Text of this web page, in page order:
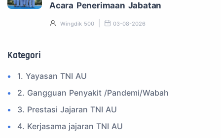
Acara Penerimaan Jabatan
Wingdik 500 03-08-2026
Kategori
1. Yayasan TNI AU
2. Gangguan Penyakit /Pandemi/Wabah
3. Prestasi Jajaran TNI AU
4. Kerjasama jajaran TNI AU